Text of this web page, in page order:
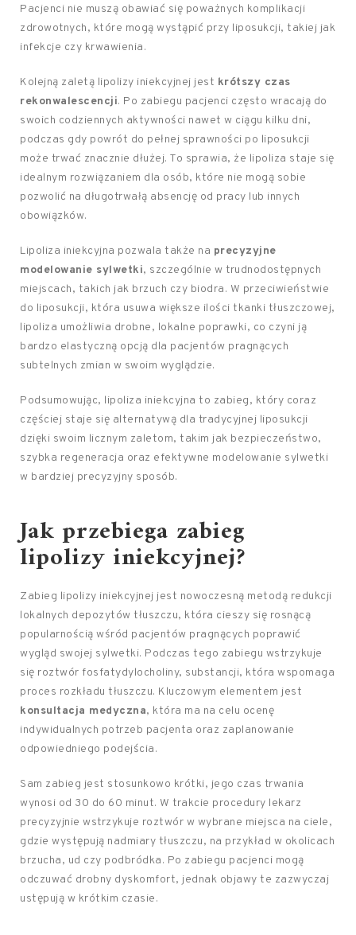
Pacjenci nie muszą obawiać się poważnych komplikacji
zdrowotnych, które mogą wystąpić przy liposukcji, takiej jak
infekcje czy krwawienia.
Kolejną zaletą lipolizy iniekcyjnej jest krótszy czas
rekonwalescencji. Po zabiegu pacjenci często wracają do
swoich codziennych aktywności nawet w ciągu kilku dni,
podczas gdy powrót do pełnej sprawności po liposukcji
może trwać znacznie dłużej. To sprawia, że lipoliza staje się
idealnym rozwiązaniem dla osób, które nie mogą sobie
pozwolić na długotrwałą absencję od pracy lub innych
obowiązków.
Lipoliza iniekcyjna pozwala także na precyzyjne
modelowanie sylwetki, szczególnie w trudnodostępnych
miejscach, takich jak brzuch czy biodra. W przeciwieństwie
do liposukcji, która usuwa większe ilości tkanki tłuszczowej,
lipoliza umożliwia drobne, lokalne poprawki, co czyni ją
bardzo elastyczną opcją dla pacjentów pragnących
subtelnych zmian w swoim wyglądzie.
Podsumowując, lipoliza iniekcyjna to zabieg, który coraz
częściej staje się alternatywą dla tradycyjnej liposukcji
dzięki swoim licznym zaletom, takim jak bezpieczeństwo,
szybka regeneracja oraz efektywne modelowanie sylwetki
w bardziej precyzyjny sposób.
Jak przebiega zabieg
lipolizy iniekcyjnej?
Zabieg lipolizy iniekcyjnej jest nowoczesną metodą redukcji
lokalnych depozytów tłuszczu, która cieszy się rosnącą
popularnością wśród pacjentów pragnących poprawić
wygląd swojej sylwetki. Podczas tego zabiegu wstrzykuje
się roztwór fosfatydylocholiny, substancji, która wspomaga
proces rozkładu tłuszczu. Kluczowym elementem jest
konsultacja medyczna, która ma na celu ocenę
indywidualnych potrzeb pacjenta oraz zaplanowanie
odpowiedniego podejścia.
Sam zabieg jest stosunkowo krótki, jego czas trwania
wynosi od 30 do 60 minut. W trakcie procedury lekarz
precyzyjnie wstrzykuje roztwór w wybrane miejsca na ciele,
gdzie występują nadmiary tłuszczu, na przykład w okolicach
brzucha, ud czy podbródka. Po zabiegu pacjenci mogą
odczuwać drobny dyskomfort, jednak objawy te zazwyczaj
ustępują w krótkim czasie.